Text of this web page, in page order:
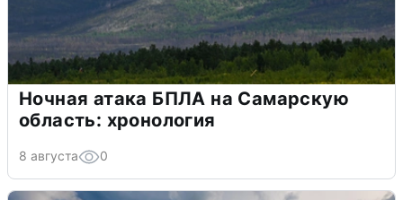
Ночная атака БПЛА на Самарскую
область: хронология
8 августа 0